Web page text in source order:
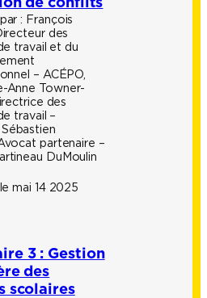
: François
des
travail et du
– ACÉPO,
Anne Towner-
des
travail –
Sébastien
partenaire –
DuMoulin
mai 14 2025
3 : Gestion
des
scolaires